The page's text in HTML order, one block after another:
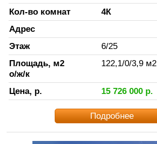
Кол-во комнат
4К
Адрес
Этаж
6/25
Площадь, м2
о/ж/к
122,1/0/3,9 м2
Цена, р. 15 726 000р.
Подробнее